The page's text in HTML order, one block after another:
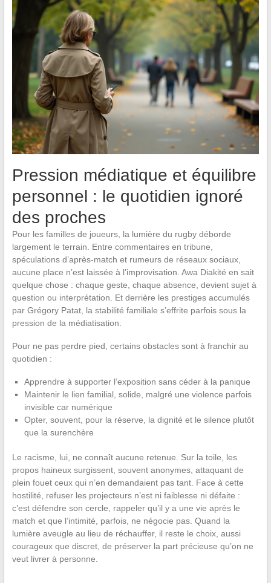
Pression médiatique et équilibre
personnel : le quotidien ignoré
des proches
Pour les familles de joueurs, la lumière du rugby déborde
largement le terrain. Entre commentaires en tribune,
spéculations d’après-match et rumeurs de réseaux sociaux,
aucune place n’est laissée à l’improvisation. Awa Diakité en sait
quelque chose : chaque geste, chaque absence, devient sujet à
question ou interprétation. Et derrière les prestiges accumulés
par Grégory Patat, la stabilité familiale s’effrite parfois sous la
pression de la médiatisation.
Pour ne pas perdre pied, certains obstacles sont à franchir au
quotidien :
Apprendre à supporter l’exposition sans céder à la panique
Maintenir le lien familial, solide, malgré une violence parfois
invisible car numérique
Opter, souvent, pour la réserve, la dignité et le silence plutôt
que la surenchère
Le racisme, lui, ne connaît aucune retenue. Sur la toile, les
propos haineux surgissent, souvent anonymes, attaquant de
plein fouet ceux qui n’en demandaient pas tant. Face à cette
hostilité, refuser les projecteurs n’est ni faiblesse ni défaite :
c’est défendre son cercle, rappeler qu’il y a une vie après le
match et que l’intimité, parfois, ne négocie pas. Quand la
lumière aveugle au lieu de réchauffer, il reste le choix, aussi
courageux que discret, de préserver la part précieuse qu’on ne
veut livrer à personne.